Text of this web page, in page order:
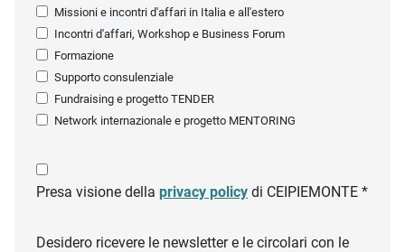
Missioni e incontri d'affari in Italia e all'estero
Incontri d'affari, Workshop e Business Forum
Formazione
Supporto consulenziale
Fundraising e progetto TENDER
Network internazionale e progetto MENTORING
Presa visione della privacy policy di CEIPIEMONTE *
Desidero ricevere le newsletter e le circolari con le